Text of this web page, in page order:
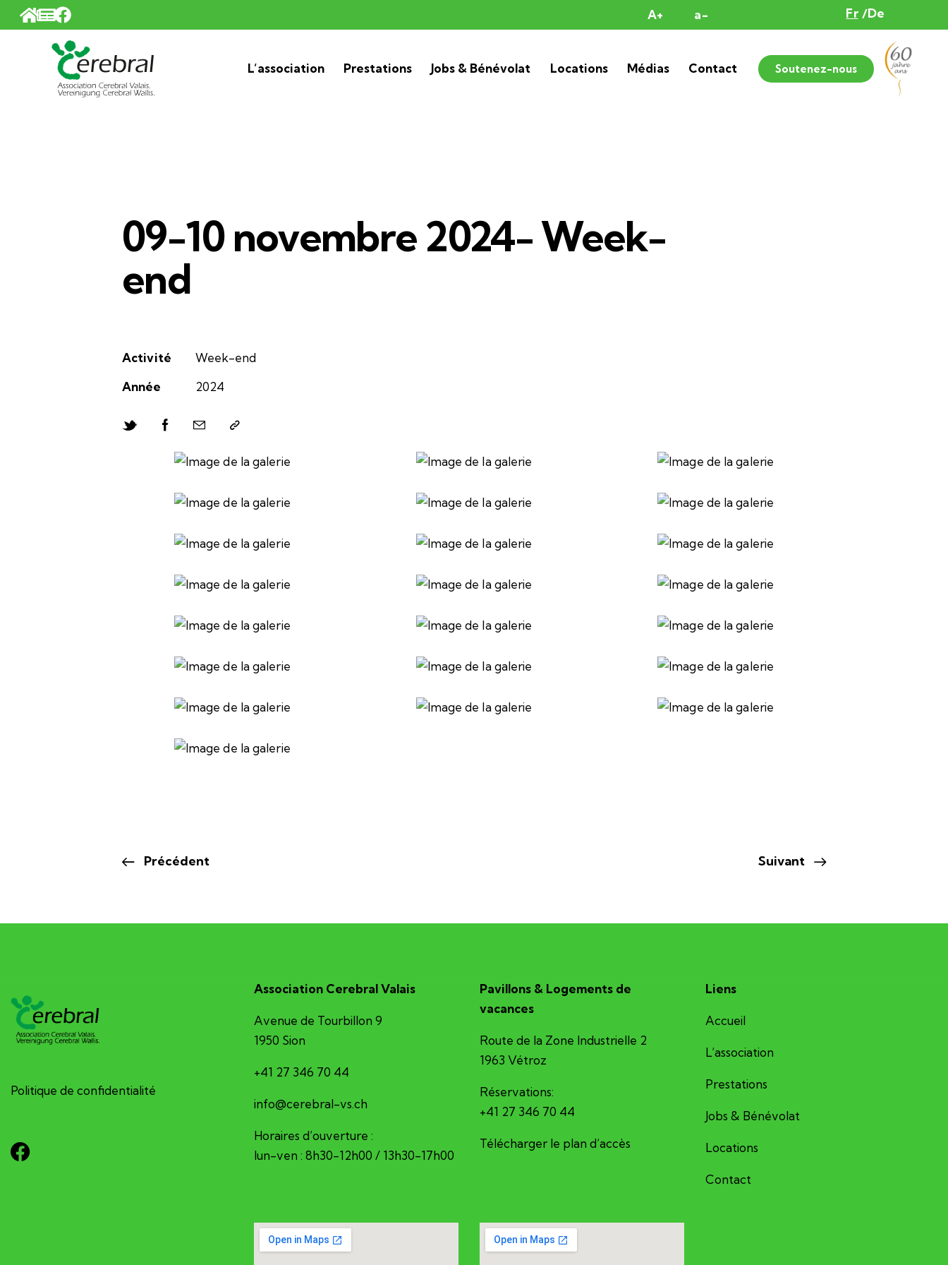
A+ a- Fr De
L’association Prestations Jobs & Bénévolat Locations Médias Contact Soutenez-nous
09-10 novembre 2024- Week-
end
Activité
Week-end
Année
2024
Précédent Suivant
Politique de confidentialité
Association Cerebral Valais
Avenue de Tourbillon 9
1950 Sion
+41 27 346 70 44
hc.sv-larberec@ofni
Horaires d’ouverture :
lun-ven : 8h30-12h00 / 13h30-17h00
Pavillons & Logements de
vacances
Route de la Zone Industrielle 2
1963 Vétroz
Réservations:
+41 27 346 70 44
Télécharger le plan d’accès
Liens
Accueil
L’association
Prestations
Jobs & Bénévolat
Locations
Contact
Panneau de gestion des cookies